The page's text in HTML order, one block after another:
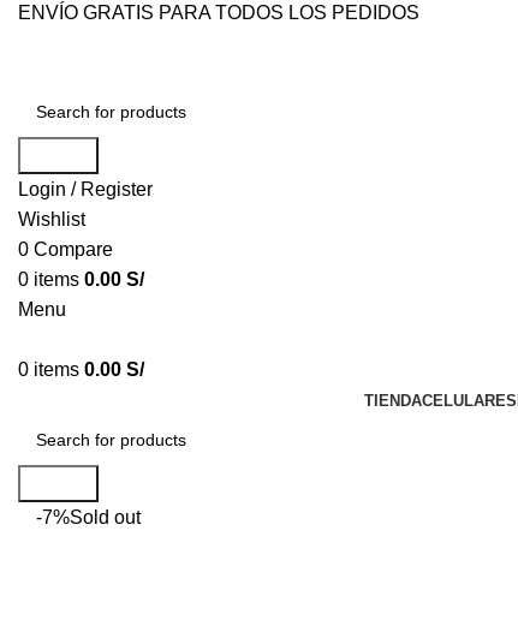
ENVÍO GRATIS PARA TODOS LOS PEDIDOS
Login / Register
Wishlist
0 Compare
0 items 0.00 S/
Menu
0 items 0.00 S/
TIENDACELULARES
-7%Sold out